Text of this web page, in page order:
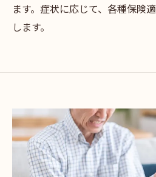
ます。症状に応じて、各種保険
します。